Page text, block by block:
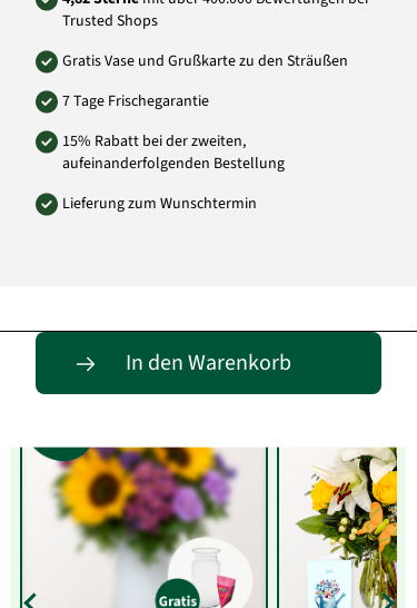
Trusted Shops
Gratis Vase und Grußkarte zu den Sträußen
7 Tage Frischegarantie
15% Rabatt bei der zweiten,
aufeinanderfolgenden Bestellung
Lieferung zum Wunschtermin
In den Warenkorb
Entdecke passende Alternativen